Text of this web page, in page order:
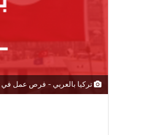
تركيا بالعربي - فرص عمل في